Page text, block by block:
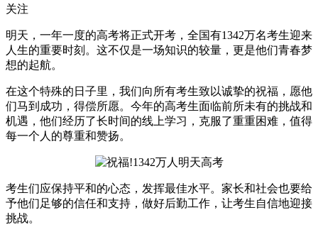
关注
明天，一年一度的高考将正式开考，全国有1342万名考生迎来
人生的重要时刻。这不仅是一场知识的较量，更是他们青春梦
想的起航。
在这个特殊的日子里，我们向所有考生致以诚挚的祝福，愿他
们马到成功，得偿所愿。今年的高考生面临前所未有的挑战和
机遇，他们经历了长时间的线上学习，克服了重重困难，值得
每一个人的尊重和赞扬。
考生们应保持平和的心态，发挥最佳水平。家长和社会也要给
予他们足够的信任和支持，做好后勤工作，让考生自信地迎接
挑战。